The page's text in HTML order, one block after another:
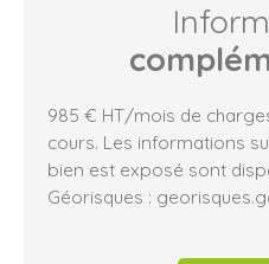
985 € HT/mois de
cours. Les informations
bien est exposé sont
Géorisques :